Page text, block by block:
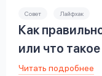
Совет Лайфхак
Как
или что
Читать подробнее